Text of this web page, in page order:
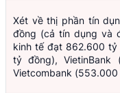
Xét về thị phần tín
đồng (cả tín dụng và
kinh tế đạt 862.600 tỷ
tỷ đồng),
Vietcombank